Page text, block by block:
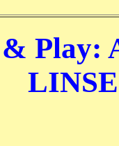
& Play: